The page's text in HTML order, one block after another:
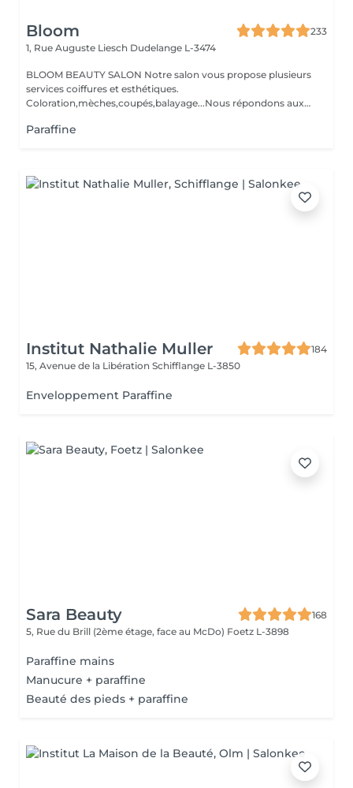
Bloom
233
1, Rue Auguste Liesch Dudelange L-3474
BLOOM BEAUTY SALON Notre salon vous propose plusieurs
services coiffures et esthétiques.
Coloration,mèches,coupés,balayage...Nous répondons aux
Paraffine
Institut Nathalie Muller
184
15, Avenue de la Libération Schifflange L-3850
Enveloppement Paraffine
Sara Beauty
168
5, Rue du Brill (2ème étage, face au McDo) Foetz L-3898
Paraffine mains
Manucure + paraffine
Beauté des pieds + paraffine